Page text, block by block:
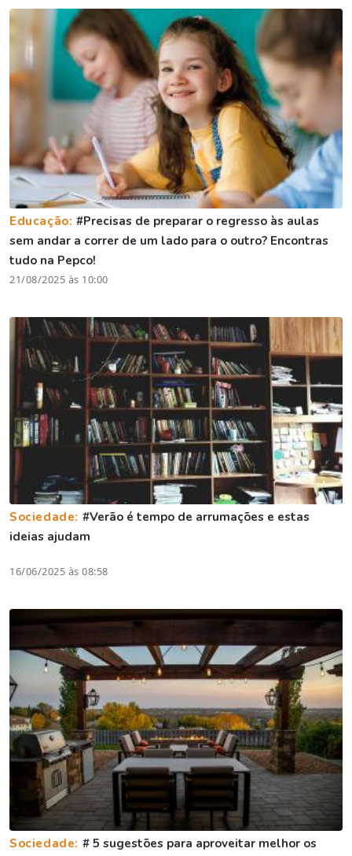
Educação:#Precisas de preparar o regresso às aulas
sem andar a correr de um lado para o outro? Encontras
tudo na Pepco!
21/08/2025 às 10:00
Sociedade: #Verão é tempo de arrumações e estas
ideias ajudam
16/06/2025 às 08:58
Sociedade: # 5 sugestões para aproveitar melhor os